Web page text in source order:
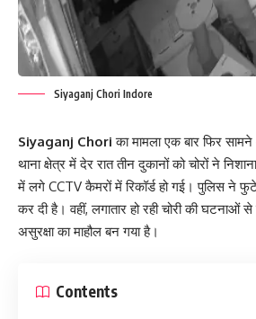
Siyaganj Chori Indore
Siyaganj Chori का मामला एक बार फिर
थाना क्षेत्र में देर रात तीन दुकानों को चोरों ने
में लगे CCTV कैमरों में रिकॉर्ड हो गई। पुलिस
कर दी है। वहीं, लगातार हो रही चोरी की घटनाओं से
असुरक्षा का माहौल बन गया है।
Contents